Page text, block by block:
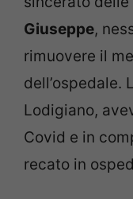
Giuseppe,
rimuovere il
dell’ospedale.
Lodigiano,
Covid e in
recato in